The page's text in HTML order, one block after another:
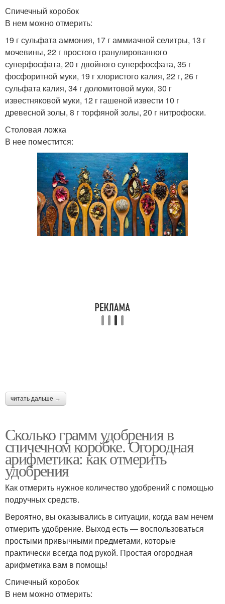
Спичечный коробок
В нем можно отмерить:
19 г сульфата аммония, 17 г аммиачной селитры, 13 г
мочевины, 22 г простого гранулированного
суперфосфата, 20 г двойного суперфосфата, 35 г
фосфоритной муки, 19 г хлористого калия, 22 г, 26 г
сульфата калия, 34 г доломитовой муки, 30 г
известняковой муки, 12 г гашеной извести 10 г
древесной золы, 8 г торфяной золы, 20 г нитрофоски.
Столовая ложка
В нее поместится:
читать дальше →
Сколько грамм удобрения в
спичечном коробке. Огородная
арифметика: как отмерить
удобрения
Как отмерить нужное количество удобрений с помощью
подручных средств.
Вероятно, вы оказывались в ситуации, когда вам нечем
отмерить удобрение. Выход есть — воспользоваться
простыми привычными предметами, которые
практически всегда под рукой. Простая огородная
арифметика вам в помощь!
Спичечный коробок
В нем можно отмерить: